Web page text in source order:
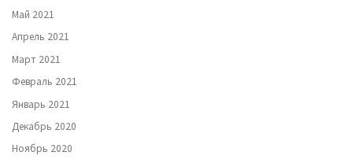
Май 2021
Апрель 2021
Март 2021
Февраль 2021
Январь 2021
Декабрь 2020
Ноябрь 2020